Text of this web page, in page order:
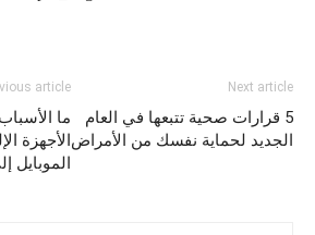
article
ما
الموبايل
Next article
5 قرارات صحية تتبعها في العام
الجديد لحماية نفسك من الأمراض